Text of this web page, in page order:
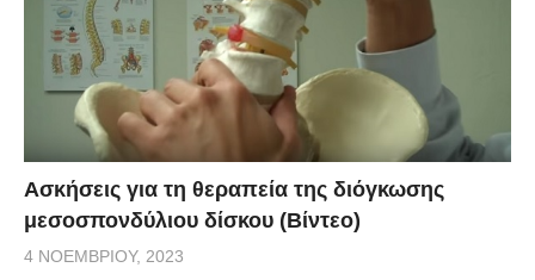
Ασκήσεις για τη θεραπεία της διόγκωσης
μεσοσπονδύλιου δίσκου (Βίντεο)
4 ΝΟΕΜΒΡΊΟΥ, 2023